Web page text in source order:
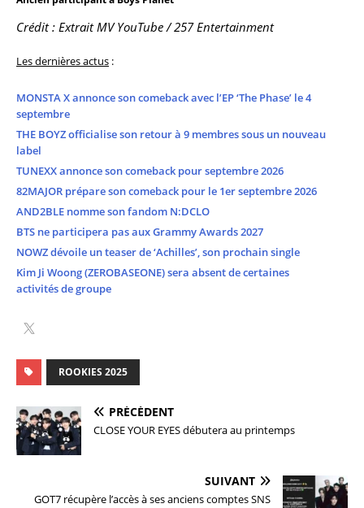
Crédit : Extrait MV YouTube / 257 Entertainment
Les dernières actus :
MONSTA X annonce son comeback avec l’EP ‘The Phase’ le 4
septembre
THE BOYZ officialise son retour à 9 membres sous un nouveau
label
TUNEXX annonce son comeback pour septembre 2026
82MAJOR prépare son comeback pour le 1er septembre 2026
AND2BLE nomme son fandom N:DCLO
BTS ne participera pas aux Grammy Awards 2027
NOWZ dévoile un teaser de ‘Achilles’, son prochain single
Kim Ji Woong (ZEROBASEONE) sera absent de certaines
activités de groupe
ROOKIES 2025
PRÉCÉDENT
CLOSE YOUR EYES débutera au printemps
SUIVANT
GOT7 récupère l’accès à ses anciens comptes SNS